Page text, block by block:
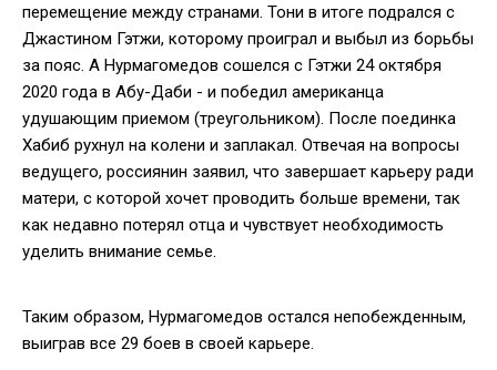
перемещение между странами. Тони в итоге подрался с
Джастином Гэтжи, которому проиграл и выбыл из борьбы
за пояс. А Нурмагомедов сошелся с Гэтжи 24 октября
2020 года в Абу-Даби - и победил американца
удушающим приемом (треугольником). После поединка
Хабиб рухнул на колени и заплакал. Отвечая на вопросы
ведущего, россиянин заявил, что завершает карьеру ради
матери, с которой хочет проводить больше времени, так
как недавно потерял отца и чувствует необходимость
уделить внимание семье.
Таким образом, Нурмагомедов остался непобежденным,
выиграв все 29 боев в своей карьере.